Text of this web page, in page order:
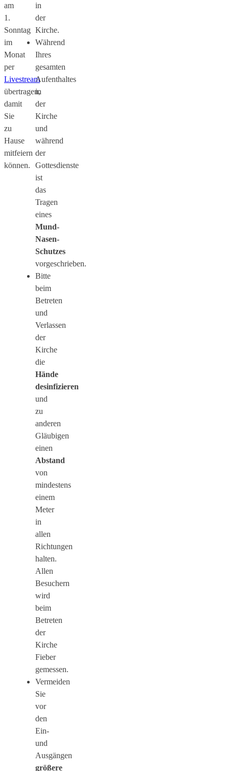
am
1.
Sonntag
im
Monat
per
Livestream
übertragen,
damit
Sie
zu
Hause
mitfeiern
können.
in
der
Kirche.
Während
Ihres
gesamten
Aufenthaltes
in
der
Kirche
und
während
der
Gottesdienste
ist
das
Tragen
eines
Mund-
Nasen-
Schutzes
vorgeschrieben.
Bitte
beim
Betreten
und
Verlassen
der
Kirche
die
Hände
desinfizieren
und
zu
anderen
Gläubigen
einen
Abstand
von
mindestens
einem
Meter
in
allen
Richtungen
halten.
Allen
Besuchern
wird
beim
Betreten
der
Kirche
Fieber
gemessen.
Vermeiden
Sie
vor
den
Ein-
und
Ausgängen
größere